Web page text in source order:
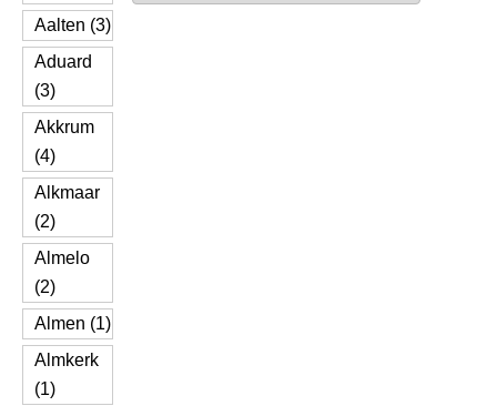
Aalten (3)
Aduard
(3)
Akkrum
(4)
Alkmaar
(2)
Almelo
(2)
Almen (1)
Almkerk
(1)